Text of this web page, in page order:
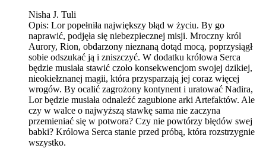
Nisha J. Tuli
Opis: Lor popełniła największy błąd w życiu. By go
naprawić, podjęła się niebezpiecznej misji. Mroczny król
Aurory, Rion, obdarzony nieznaną dotąd mocą, poprzysiągł
sobie odszukać ją i zniszczyć. W dodatku królowa Serca
będzie musiała stawić czoło konsekwencjom swojej dzikiej,
nieokiełznanej magii, która przysparzają jej coraz więcej
wrogów. By ocalić zagrożony kontynent i uratować Nadira,
Lor będzie musiała odnaleźć zagubione arki Artefaktów. Ale
czy w walce o najwyższą stawkę sama nie zaczyna
przemieniać się w potwora? Czy nie powtórzy błędów swej
babki? Królowa Serca stanie przed próbą, która rozstrzygnie
wszystko.